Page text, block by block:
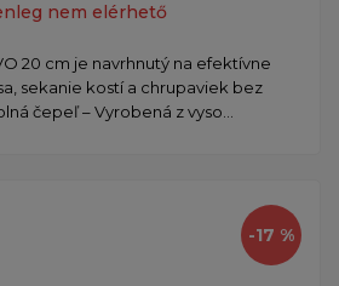
nem elérhető
20 cm je navrhnutý na efektívne
sekanie kostí a chrupaviek bez
čepeľ – Vyrobená z vyso...
-17 %